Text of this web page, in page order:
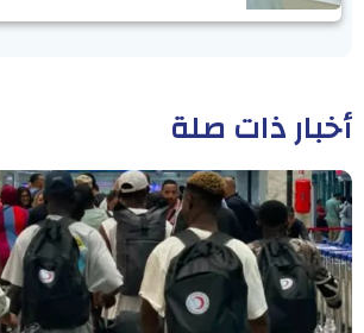
أخبار ذات صلة